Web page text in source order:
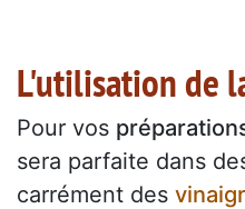
L'utilisation de
Pour vos
sera parfaite dans
carrément des